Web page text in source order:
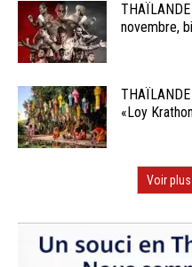
novembre,
«Loy
Voir